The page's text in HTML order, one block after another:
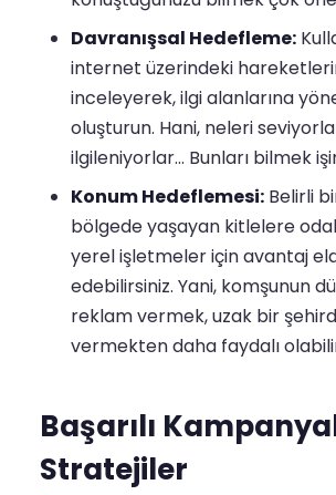
Davranışsal Hedefleme:
internet üzerindeki
inceleyerek, ilgi alanlarına
oluşturun. Hani, neleri
ilgileniyorlar... Bunları bilmek
Konum Hedeflemesi: Belirli
bölgede yaşayan kitlelere
yerel işletmeler için avantaj
edebilirsiniz. Yani, komşunun
reklam vermek, uzak bir
vermekten daha faydalı
Başarılı
Stratejiler